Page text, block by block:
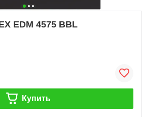
EDM 4575 BBL
Купить